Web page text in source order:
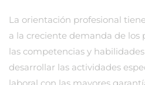
La orientación profesional
a la creciente demanda de los
las competencias y
desarrollar las actividades